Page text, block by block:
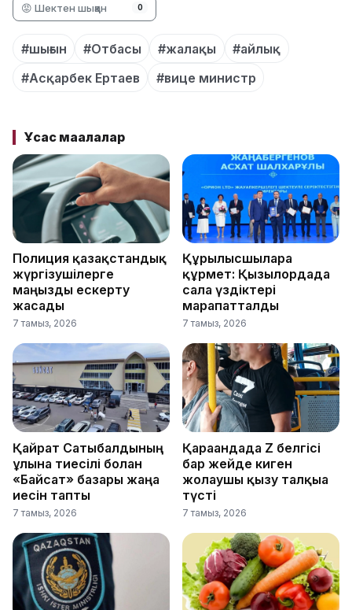
😡 Шектен шыққан 0
#шығын #Отбасы #жалақы
#айлық
#Асқарбек Ертаев
#вице министр
Ұқсас мақалалар
Полиция қазақстандық
жүргізушілерге
маңызды ескерту
жасады
7 тамыз, 2026
Құрылысшыларға
құрмет: Қызылордада
сала үздіктері
марапатталды
7 тамыз, 2026
Қайрат Сатыбалдының
ұлына тиесілі болған
«Байсат» базары жаңа
иесін тапты
7 тамыз, 2026
Қарағандада Z белгісі
бар жейде киген
жолаушы қызу талқыға
түсті
7 тамыз, 2026